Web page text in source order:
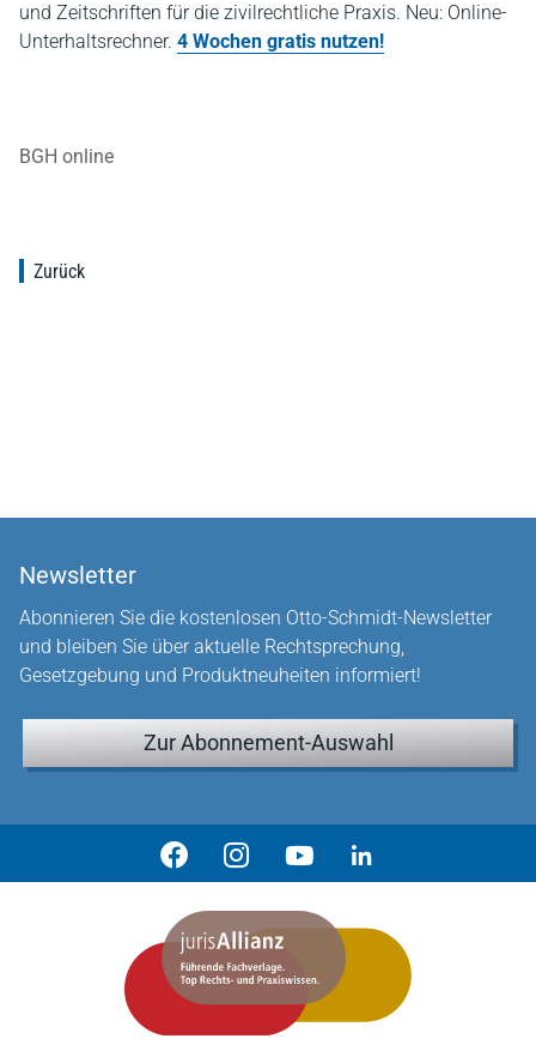
und Zeitschriften für die zivilrechtliche Praxis. Neu: Online-
Unterhaltsrechner. 4 Wochen gratis nutzen!
BGH online
Zurück
Newsletter
Abonnieren Sie die kostenlosen Otto-Schmidt-Newsletter
und bleiben Sie über aktuelle Rechtsprechung,
Gesetzgebung und Produktneuheiten informiert!
Zur Abonnement-Auswahl